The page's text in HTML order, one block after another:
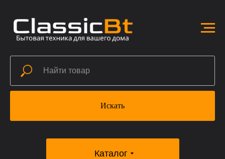
Искать
Каталог